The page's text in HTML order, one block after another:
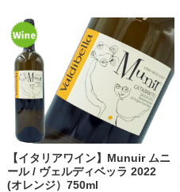
【イタリアワイン】Munuir ムニ
ール / ヴェルディベッラ 2022
(オレンジ）750ml